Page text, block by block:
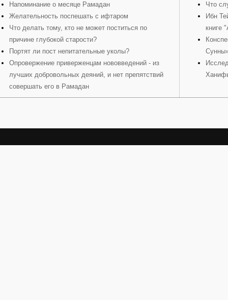
Напоминание о месяце Рамадан
Желательность поспешать с ифтаром
Что делать тому, кто не может поститься по
причине глубокой старости?
Портят ли пост непитательные уколы?
Опровержение приверженцам нововведений - из
лучших добровольных деяний, и нет препятствий
совершать его в Рамадан
Что
Ибн
книге